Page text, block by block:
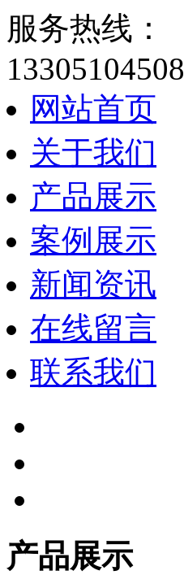
服务热线：
13305104508
网站首页
关于我们
产品展示
案例展示
新闻资讯
在线留言
联系我们
产品展示